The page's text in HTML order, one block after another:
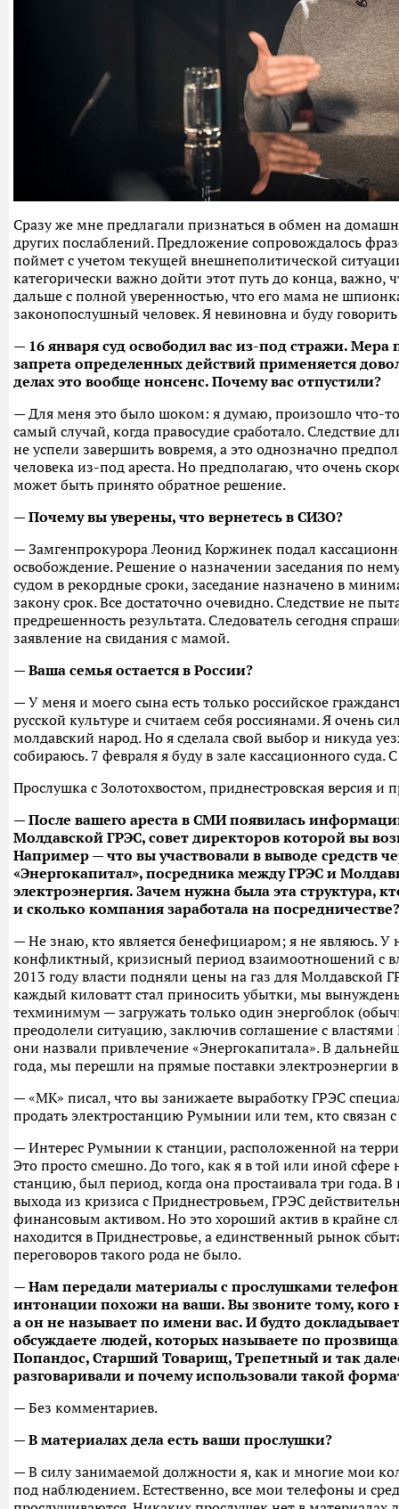
Сразу же мне предлагали признаться в обмен на
других послаблений. Предложение сопровождалось
поймет с учетом текущей внешнеполитической
категорически важно дойти этот путь до конца,
дальше с полной уверенностью, что его мама не
законопослушный человек. Я невиновна и буду
— 16 января суд освободил вас из-под стражи. Мера
запрета определенных действий применяется
делах это вообще нонсенс. Почему вас отпустили?
— Для меня это было шоком: я думаю, произошло что-то
самый случай, когда правосудие сработало. Следствие
не успели завершить вовремя, а это однозначно
человека из-под ареста. Но предполагаю, что очень
может быть принято обратное решение.
— Почему вы уверены, что вернетесь в СИЗО?
— Замгенпрокурора Леонид Коржинек подал
освобождение. Решение о назначении заседания по
судом в рекордные сроки, заседание назначено в
закону срок. Все достаточно очевидно. Следствие не
предрешенность результата. Следователь сегодня
заявление на свидания с мамой.
— Ваша семья остается в России?
— У меня и моего сына есть только российское
русской культуре и считаем себя россиянами. Я очень
молдавский народ. Но я сделала свой выбор и никуда
собираюсь. 7 февраля я буду в зале кассационного суда.
Прослушка с Золотохвостом, приднестровская версия и
— После вашего ареста в СМИ появилась
Молдавской ГРЭС, совет директоров которой вы
Например — что вы участвовали в выводе средств
«Энергокапитал», посредника между ГРЭС и
электроэнергия. Зачем нужна была эта структура,
и сколько компания заработала на посредничестве?
— Не знаю, кто является бенефициаром; я не являюсь. У
конфликтный, кризисный период взаимоотношений с
2013 году власти подняли цены на газ для Молдавской
каждый киловатт стал приносить убытки, мы
техминимум — загружать только один энергоблок
преодолели ситуацию, заключив соглашение с властями
они назвали привлечение «Энергокапитала». В
года, мы перешли на прямые поставки электроэнергии
— «МК» писал, что вы занижаете выработку ГРЭС
продать электростанцию Румынии или тем, кто связан с
— Интерес Румынии к станции, расположенной на
Это просто смешно. До того, как я в той или иной сфере
станцию, был период, когда она простаивала три года. В
выхода из кризиса с Приднестровьем, ГРЭС
финансовым активом. Но это хороший актив в крайне
находится в Приднестровье, а единственный рынок
переговоров такого рода не было.
— Нам передали материалы с прослушками
интонации похожи на ваши. Вы звоните тому, кого
а он не называет по имени вас. И будто
обсуждаете людей, которых называете по
Попандос, Старший Товарищ, Трепетный и так
разговаривали и почему использовали такой
— Без комментариев.
— В материалах дела есть ваши прослушки?
— В силу занимаемой должности я, как и многие мои
под наблюдением. Естественно, все мои телефоны и